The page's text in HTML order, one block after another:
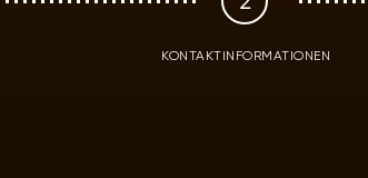
KONTAKTINFORMATIONEN